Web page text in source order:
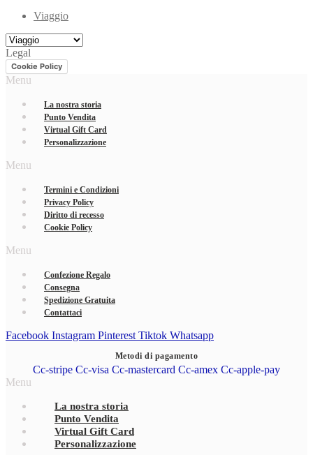
Viaggio
Legal
Cookie Policy
Menu
La nostra storia
Punto Vendita
Virtual Gift Card
Personalizzazione
Menu
Termini e Condizioni
Privacy Policy
Diritto di recesso
Cookie Policy
Menu
Confezione Regalo
Consegna
Spedizione Gratuita
Contattaci
Facebook Instagram Pinterest Tiktok Whatsapp
Metodi di pagamento
Cc-stripe Cc-visa Cc-mastercard Cc-amex Cc-apple-pay
Menu
La nostra storia
Punto Vendita
Virtual Gift Card
Personalizzazione